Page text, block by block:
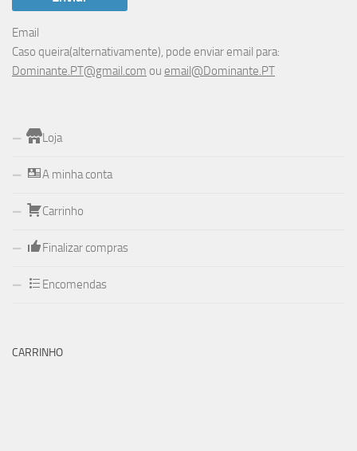
Email
Caso queira(alternativamente), pode enviar email para:
Dominante.PT@gmail.com ou email@Dominante.PT
Loja
A minha conta
Carrinho
Finalizar compras
Encomendas
CARRINHO